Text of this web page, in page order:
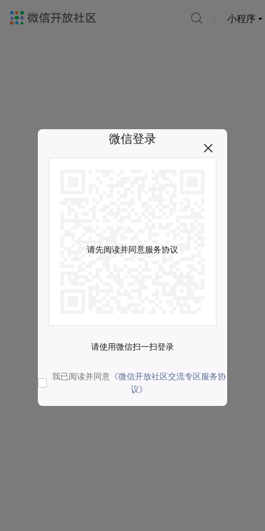
小程序
微信登录
请先阅读并同意服务协议
请使用微信扫一扫登录
我已阅读并同意 《微信开放社区交流专区服务协
议》